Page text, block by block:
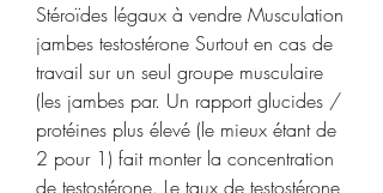
Stéroïdes légaux à vendre Musculation
jambes testostérone Surtout en cas de
travail sur un seul groupe musculaire
(les jambes par. Un rapport glucides /
protéines plus élevé (le mieux étant de
2 pour 1) fait monter la concentration
de testostérone. Le taux de testostérone